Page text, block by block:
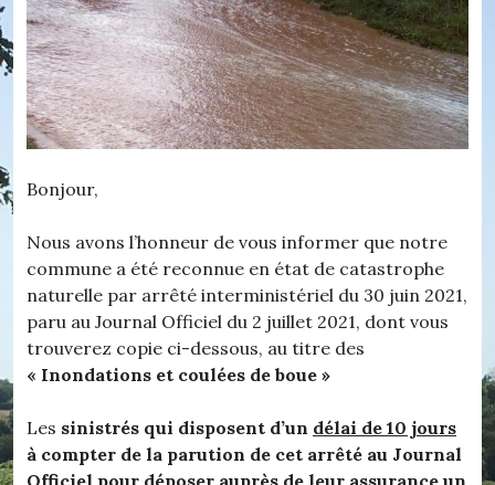
Bonjour,
Nous avons l’honneur de vous informer que notre
commune a été reconnue en état de catastrophe
naturelle par arrêté interministériel du 30 juin 2021,
paru au Journal Officiel du 2 juillet 2021, dont vous
trouverez copie ci-dessous, au titre des
« Inondations et coulées de boue »
Les sinistrés qui disposent d’un délai de 10 jours
à compter de la parution de cet arrêté au Journal
Officiel pour déposer auprès de leur assurance un